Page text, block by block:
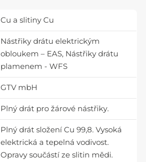
Cu a slitiny Cu
Nástřiky drátu elektrickým
obloukem – EAS, Nástřiky drátu
plamenem - WFS
GTV mbH
Plný drát pro žárové nástřiky.
Plný drát složení Cu 99,8. Vysoká
elektrická a tepelná vodivost.
Opravy součástí ze slitin mědi.